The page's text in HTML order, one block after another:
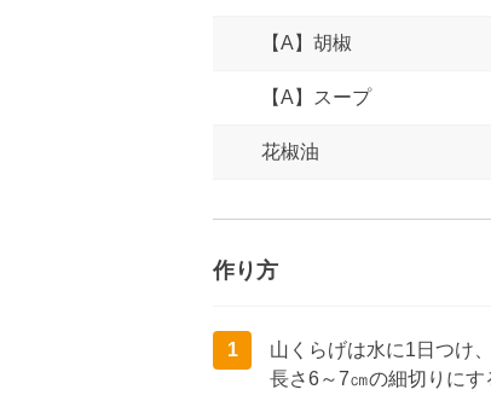
【A】胡椒
【A】スープ
花椒油
作り方
1
山くらげは水に1日つけ
長さ6～7㎝の細切りにす